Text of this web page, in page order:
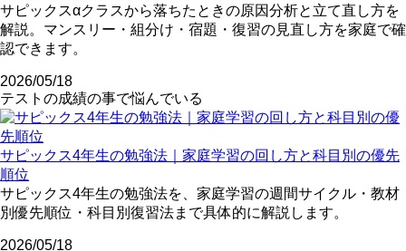
サピックスαクラスから落ちたときの原因分析と立て直し方を
解説。マンスリー・組分け・宿題・復習の見直し方を家庭で確
認できます。
2026/05/18
テストの成績の事で悩んでいる
サピックス4年生の勉強法｜家庭学習の回し方と科目別の優先
順位
サピックス4年生の勉強法を、家庭学習の週間サイクル・教材
別優先順位・科目別復習法まで具体的に解説します。
2026/05/18